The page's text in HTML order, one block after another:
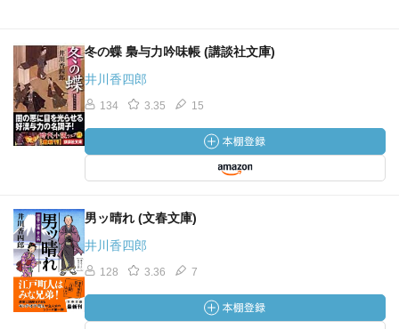
冬の蝶 梟与力吟味帳 (講談社文庫)
井川香四郎
134 3.35 15
男ッ晴れ (文春文庫)
井川香四郎
128 3.36 7